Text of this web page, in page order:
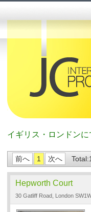
イギリス・ロンドン
前へ 1 次へ
Hepworth Court
30 Gatliff Road, London